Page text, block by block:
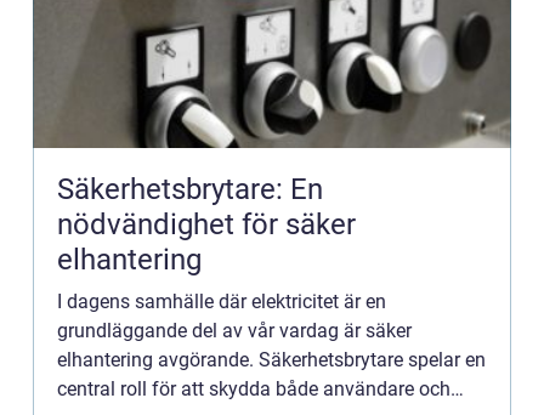
Säkerhetsbrytare: En
nödvändighet för säker
elhantering
I dagens samhälle där elektricitet är en
grundläggande del av vår vardag är säker
elhantering avgörande. Säkerhetsbrytare spelar en
central roll för att skydda både användare och